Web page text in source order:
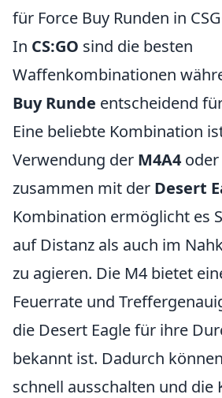
für Force Buy Runden in
In CS:GO sind die besten
Waffenkombinationen
Buy Runde entscheidend
Eine beliebte Kombination
Verwendung der M4A4 oder
zusammen mit der Desert
Kombination ermöglicht es
auf Distanz als auch im
zu agieren. Die M4 bietet
Feuerrate und
die Desert Eagle für ihre
bekannt ist. Dadurch
schnell ausschalten und die